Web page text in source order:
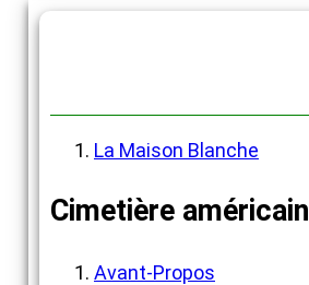
La Maison Blanche
Cimetière américain
Avant-Propos